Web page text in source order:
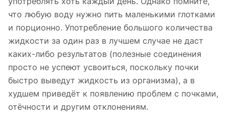
что любую воду нужно пить маленькими глотками
и порционно. Употребление большого количества
жидкости за один раз в лучшем случае не даст
каких-либо результатов (полезные соединения
просто не успеют усвоиться, поскольку почки
быстро выведут жидкость из организма), а в
худшем приведёт к появлению проблем с почками,
отёчности и другим отклонениям.